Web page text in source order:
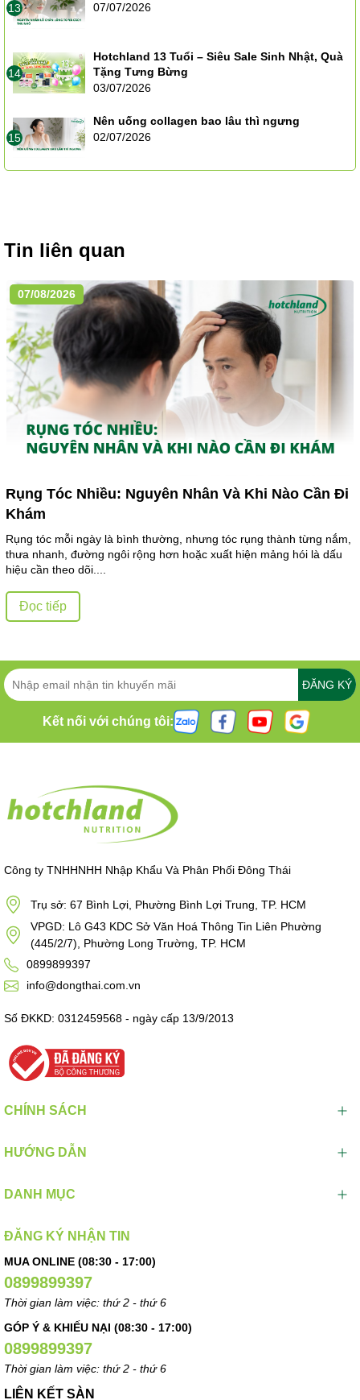
13
07/07/2026
14
Hotchland 13 Tuổi – Siêu Sale Sinh Nhật, Quà
Tặng Tưng Bừng
03/07/2026
15
Nên uống collagen bao lâu thì ngưng
02/07/2026
Tin liên quan
07/08/2026
Rụng Tóc Nhiều: Nguyên Nhân Và Khi Nào Cần Đi
Khám
Rụng tóc mỗi ngày là bình thường, nhưng tóc rụng thành từng nắm,
thưa nhanh, đường ngôi rộng hơn hoặc xuất hiện mảng hói là dấu
hiệu cần theo dõi....
Đọc tiếp
ĐĂNG KÝ
Kết nối với chúng tôi:
Công ty TNHHNHH Nhập Khẩu Và Phân Phối Đông Thái
Trụ sở: 67 Bình Lợi, Phường Bình Lợi Trung, TP. HCM
VPGD: Lô G43 KDC Sở Văn Hoá Thông Tin Liên Phường
(445/2/7), Phường Long Trường, TP. HCM
0899899397
info@dongthai.com.vn
Số ĐKKD: 0312459568 - ngày cấp 13/9/2013
CHÍNH SÁCH
HƯỚNG DẪN
DANH MỤC
ĐĂNG KÝ NHẬN TIN
MUA ONLINE (08:30 - 17:00)
0899899397
Thời gian làm việc: thứ 2 - thứ 6
GÓP Ý & KHIẾU NẠI (08:30 - 17:00)
0899899397
Thời gian làm việc: thứ 2 - thứ 6
LIÊN KẾT SÀN